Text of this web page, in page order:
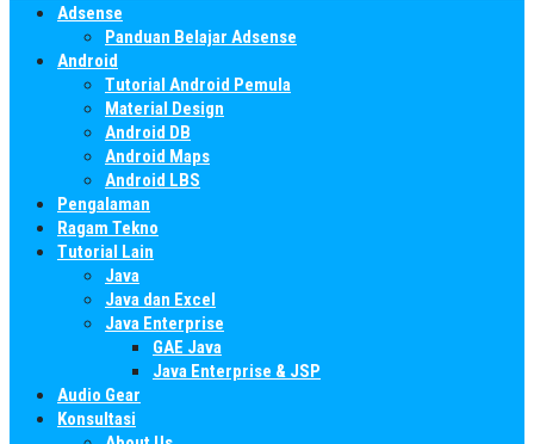
Adsense
Panduan Belajar Adsense
Android
Tutorial Android Pemula
Material Design
Android DB
Android Maps
Android LBS
Pengalaman
Ragam Tekno
Tutorial Lain
Java
Java dan Excel
Java Enterprise
GAE Java
Java Enterprise & JSP
Audio Gear
Konsultasi